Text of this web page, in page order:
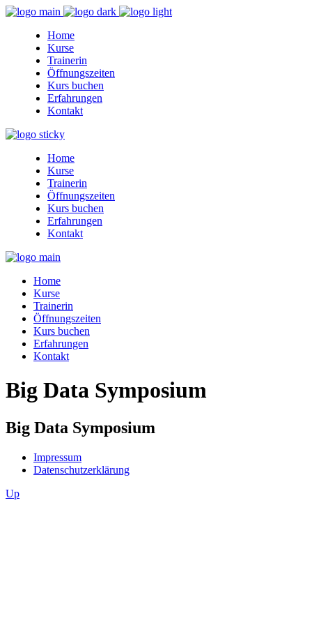
Home
Kurse
Trainerin
Öffnungszeiten
Kurs buchen
Erfahrungen
Kontakt
Home
Kurse
Trainerin
Öffnungszeiten
Kurs buchen
Erfahrungen
Kontakt
Home
Kurse
Trainerin
Öffnungszeiten
Kurs buchen
Erfahrungen
Kontakt
Big Data Symposium
Big Data Symposium
Impressum
Datenschutzerklärung
Up